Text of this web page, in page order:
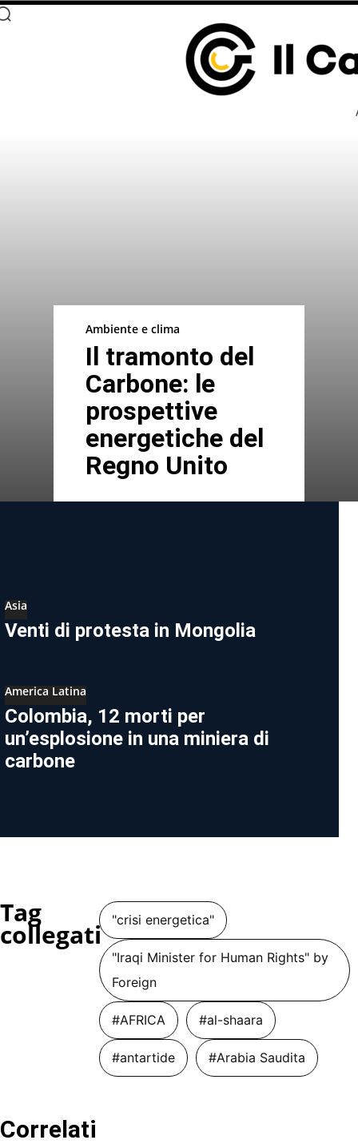
Ambiente e clima
Il tramonto del
Carbone: le
prospettive
energetiche del
Regno Unito
Asia
Venti di protesta in Mongolia
America Latina
Colombia, 12 morti per
un’esplosione in una miniera di
carbone
Tag
collegati "crisi energetica"
"Iraqi Minister for Human Rights" by
Foreign
#AFRICA #al-shaara
#antartide #Arabia Saudita
Correlati